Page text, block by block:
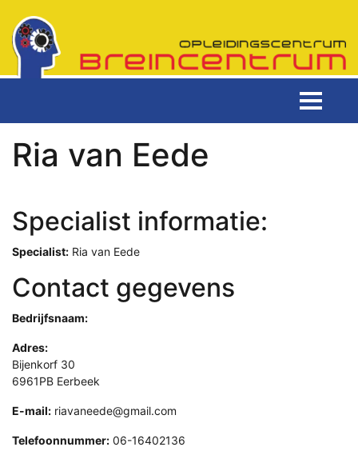
Ria van Eede
Specialist informatie:
Specialist: Ria van Eede
Contact gegevens
Bedrijfsnaam:
Adres:
Bijenkorf 30
6961PB Eerbeek
E-mail: riavaneede@gmail.com
Telefoonnummer: 06-16402136